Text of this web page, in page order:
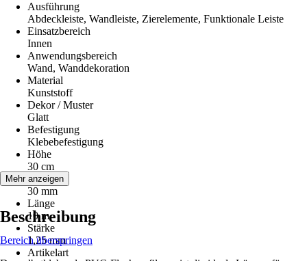
Ausführung
Abdeckleiste, Wandleiste, Zierelemente, Funktionale Leiste
Einsatzbereich
Innen
Anwendungsbereich
Wand, Wanddekoration
Material
Kunststoff
Dekor / Muster
Glatt
Befestigung
Klebebefestigung
Höhe
30 cm
Breite
30 mm
Länge
10 m
Stärke
1,25 mm
Artikelart
Mehr anzeigen
Beschreibung
Bereich überspringen